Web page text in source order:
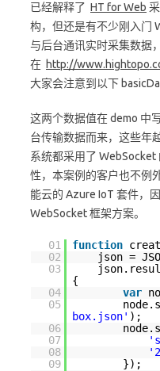
已经解释了 HT for Web
构，但还是有不少刚入门
与后台通讯实时采集数据
在 http://
大家会注意到以下
这两个数据值在 demo 中
台传输数据而来，这些年
系统都采用了
性，本案例的客户也不例
能云的 Azure IoT 套件，
WebSocket 框架方案。
01 function
02
json =
03
{
04
var
05
box.json' );
06
07
08
09
});